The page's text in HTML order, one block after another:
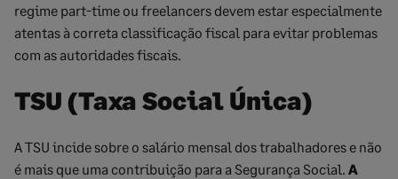
regime part-time ou freelancers devem estar especialmente
atentas à correta classificação fiscal para evitar problemas
com as autoridades fiscais.
TSU (Taxa Social Única)
A TSU incide sobre o salário mensal dos trabalhadores e não
é mais que uma contribuição para a Segurança Social. A